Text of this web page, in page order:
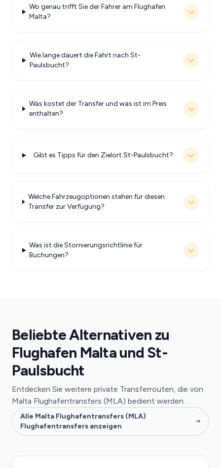
Wo genau trifft Sie der Fahrer am Flughafen
Malta?
Wie lange dauert die Fahrt nach St-
Paulsbucht?
Was kostet der Transfer und was ist im Preis
enthalten?
Gibt es Tipps für den Zielort St-Paulsbucht?
Welche Fahrzeugoptionen stehen für diesen
Transfer zur Verfügung?
Was ist die Stornierungsrichtlinie für
Buchungen?
Beliebte Alternativen zu
Flughafen Malta und St-
Paulsbucht
Entdecken Sie weitere private Transferrouten, die von
Malta Flughafentransfers (MLA) bedient werden.
Alle Malta Flughafentransfers (MLA)
Flughafentransfers anzeigen